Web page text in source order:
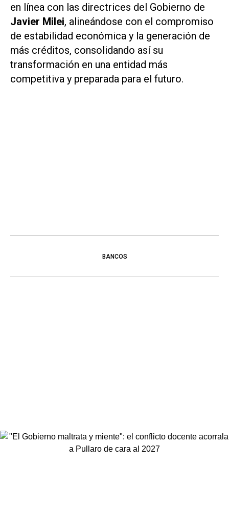
en línea con las directrices del Gobierno de
Javier Milei, alineándose con el compromiso
de estabilidad económica y la generación de
más créditos, consolidando así su
transformación en una entidad más
competitiva y preparada para el futuro.
BANCOS